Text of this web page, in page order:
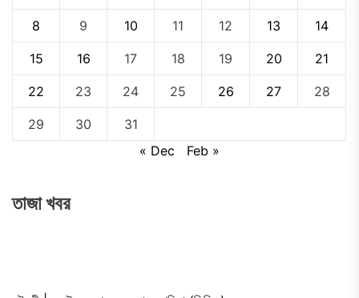
8 9 10 11 12 13 14
15 16 17 18 19 20 21
22 23 24 25 26 27 28
29 30
31
« Dec
Feb »
তাজা খবর